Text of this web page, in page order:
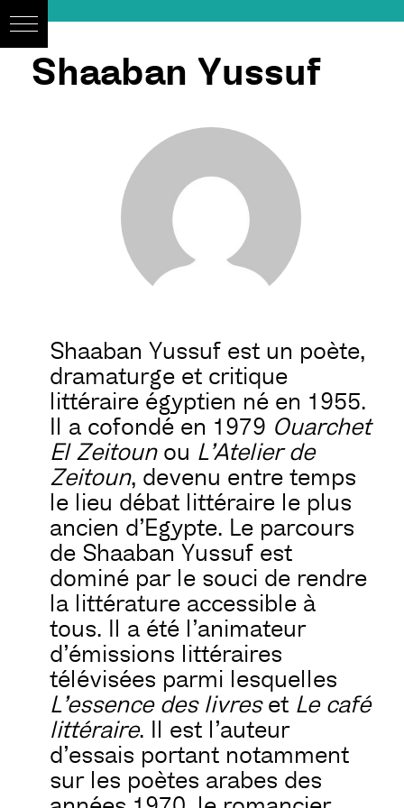
Shaaban Yussuf
Shaaban Yussuf est un poète,
dramaturge et critique
littéraire égyptien né en 1955.
Il a cofondé en 1979 Ouarchet
El Zeitounou L’Atelier de
Zeitoun, devenu entre temps
le lieu débat littéraire le plus
ancien d’Egypte. Le parcours
de Shaaban Yussuf est
dominé par le souci de rendre
la littérature accessible à
tous. Il a été l’animateur
d’émissions littéraires
télévisées parmi lesquelles
L’essence des livreset Le café
littéraire. Il est l’auteur
d’essais portant notamment
sur les poètes arabes des